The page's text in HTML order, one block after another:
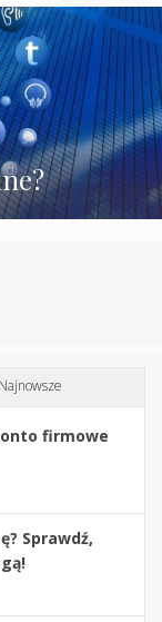
Najnowsze
firmowe
Sprawdź,